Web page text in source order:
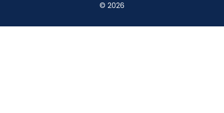
© 2026